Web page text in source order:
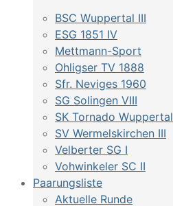
BSC Wuppertal III
ESG 1851 IV
Mettmann-Sport
Ohligser TV 1888
Sfr. Neviges 1960
SG Solingen VIII
SK Tornado Wuppertal
SV Wermelskirchen III
Velberter SG I
Vohwinkeler SC II
Paarungsliste
Aktuelle Runde